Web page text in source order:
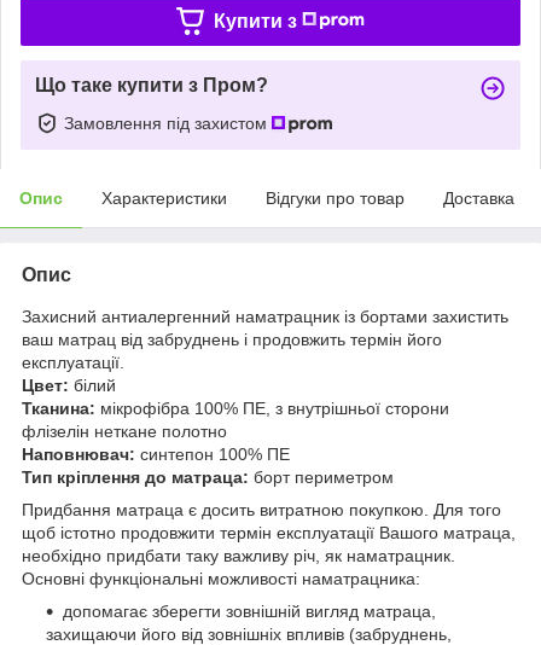
Купити з
Що таке купити з Пром?
Замовлення під захистом
Опис Характеристики Відгуки про товар Доставка
Опис
Захисний антиалергенний наматрацник із бортами захистить
ваш матрац від забруднень і продовжить термін його
експлуатації.
Цвет: білий
Тканина: мікрофібра 100% ПЕ, з внутрішньої сторони
флізелін неткане полотно
Наповнювач: синтепон 100% ПЕ
Тип кріплення до матраца: борт периметром
Придбання матраца є досить витратною покупкою. Для того
щоб істотно продовжити термін експлуатації Вашого матраца,
необхідно придбати таку важливу річ, як наматрацник.
Основні функціональні можливості наматрацника:
допомагає зберегти зовнішній вигляд матраца,
захищаючи його від зовнішніх впливів (забруднень,